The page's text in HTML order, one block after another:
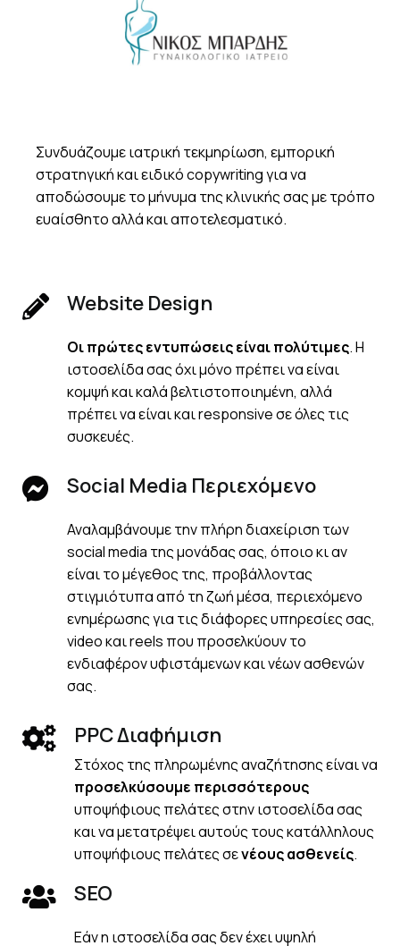
Συνδυάζουμε ιατρική τεκμηρίωση, εμπορική
στρατηγική και ειδικό copywriting για να
αποδώσουμε το μήνυμα της κλινικής σας με τρόπο
ευαίσθητο αλλά και αποτελεσματικό.
Website Design
Οι πρώτες εντυπώσεις είναι πολύτιμες. Η
ιστοσελίδα σας όχι μόνο πρέπει να είναι
κομψή και καλά βελτιστοποιημένη, αλλά
πρέπει να είναι και responsive σε όλες τις
συσκευές.
Social Media Περιεχόμενο
Αναλαμβάνουμε την πλήρη διαχείριση των
social media της μονάδας σας, όποιο κι αν
είναι το μέγεθος της, προβάλλoντας
στιγμιότυπα από τη ζωή μέσα, περιεχόμενο
ενημέρωσης για τις διάφορες υπηρεσίες σας,
video και reels που προσελκύουν το
ενδιαφέρον υφιστάμενων και νέων ασθενών
σας.
PPC Διαφήμιση
Στόχος της πληρωμένης αναζήτησης είναι να
προσελκύσουμε περισσότερους
υποψήφιους πελάτες στην ιστοσελίδα σας
και να μετατρέψει αυτούς τους κατάλληλους
υποψήφιους πελάτες σενέους ασθενείς.
SEO
Εάν η ιστοσελίδα σας δεν έχει υψηλή